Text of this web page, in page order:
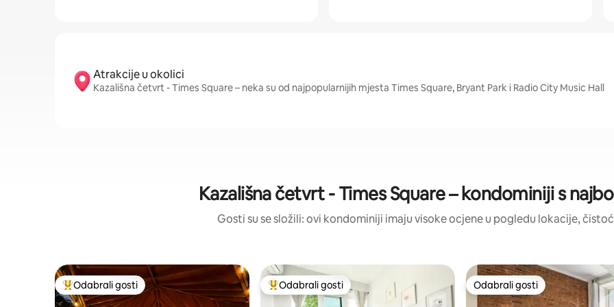
Atrakcije u okolici
Kazališna četvrt - Times Square – neka su od najpopularnijih mjesta Times Square, Bryant Park i Radio City Music Hall
Kazališna četvrt - Times Square – kondominiji s
Gosti su se složili: ovi kondominiji imaju visoke ocjene u pogledu lokacije,
Među najviše rangiranima s oznakom „Odabrali gosti”
Odabrali gosti Među najviše rangiranima s oznakom „Odabrali gosti”
Odabrali gosti Odabrali gosti
Odabrali gosti